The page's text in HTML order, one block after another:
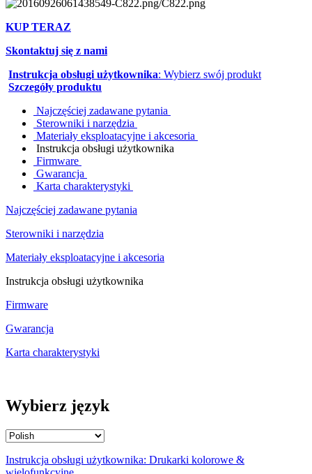
KUP TERAZ
Skontaktuj się z nami
Instrukcja obsługi użytkownika: Wybierz swój produkt
Szczegóły produktu
Najczęściej zadawane pytania
Sterowniki i narzędzia
Materiały eksploatacyjne i akcesoria
Instrukcja obsługi użytkownika
Firmware
Gwarancja
Karta charakterystyki
Najczęściej zadawane pytania
Sterowniki i narzędzia
Materiały eksploatacyjne i akcesoria
Instrukcja obsługi użytkownika
Firmware
Gwarancja
Karta charakterystyki
Wybierz język
Instrukcja obsługi użytkownika: Drukarki kolorowe &